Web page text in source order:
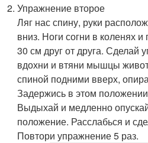
Упражнение второе
Ляг нас спину, руки
вниз. Ноги согни в коленях
30 см друг от друга. Сделай
вдохни и втяни мышцы
спиной подними вверх,
Задержись в этом
Выдыхай и медленно
положение. Расслабься и
Повтори упражнение 5 раз.